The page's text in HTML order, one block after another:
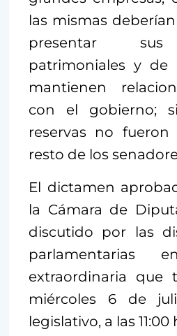
las mismas
presentar sus
patrimoniales y de
mantienen
con el gobierno;
reservas no
resto de los
El dictamen
la Cámara de
discutido por las
parlamentarias
extraordinaria que
miércoles 6 de
legislativo, a las 11:00